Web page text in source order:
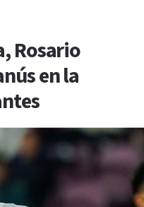
Rosario
en la